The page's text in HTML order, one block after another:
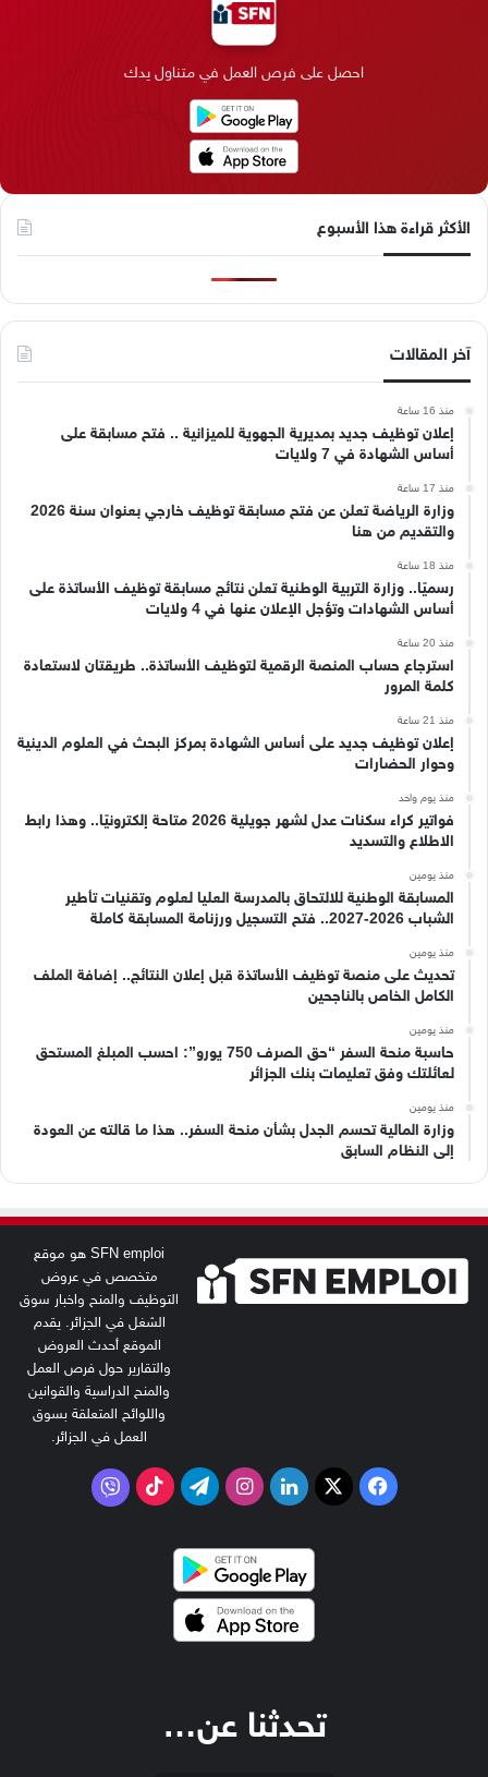
د
ن
ق
ر
ا
م
احصل على فرص العمل في متناول يدك
الأكثر قراءة هذا الأسبوع
آخر المقالات
منذ 16 ساعة
إعلان توظيف جديد بمديرية الجهوية للميزانية .. فتح مسابقة على
أساس الشهادة في 7 ولايات
منذ 17 ساعة
وزارة الرياضة تعلن عن فتح مسابقة توظيف خارجي بعنوان سنة 2026
والتقديم من هنا
منذ 18 ساعة
رسميًا.. وزارة التربية الوطنية تعلن نتائج مسابقة توظيف الأساتذة على
أساس الشهادات وتؤجل الإعلان عنها في 4 ولايات
منذ 20 ساعة
استرجاع حساب المنصة الرقمية لتوظيف الأساتذة.. طريقتان لاستعادة
كلمة المرور
منذ 21 ساعة
إعلان توظيف جديد على أساس الشهادة بمركز البحث في العلوم الدينية
وحوار الحضارات
منذ يوم واحد
فواتير كراء سكنات عدل لشهر جويلية 2026 متاحة إلكترونيًا.. وهذا رابط
الاطلاع والتسديد
منذ يومين
المسابقة الوطنية للالتحاق بالمدرسة العليا لعلوم وتقنيات تأطير
الشباب 2026-2027.. فتح التسجيل ورزنامة المسابقة كاملة
منذ يومين
تحديث على منصة توظيف الأساتذة قبل إعلان النتائج.. إضافة الملف
الكامل الخاص بالناجحين
منذ يومين
حاسبة منحة السفر “حق الصرف 750 يورو”: احسب المبلغ المستحق
لعائلتك وفق تعليمات بنك الجزائر
منذ يومين
وزارة المالية تحسم الجدل بشأن منحة السفر.. هذا ما قالته عن العودة
إلى النظام السابق
SFN emploi هو موقع
متخصص في عروض
التوظيف والمنح واخبار سوق
الشغل في الجزائر. يقدم
الموقع أحدث العروض
والتقارير حول فرص العمل
والمنح الدراسية والقوانين
واللوائح المتعلقة بسوق
العمل في الجزائر.
فيسبوك
‫X لينكدإنانستقرامتيلقرام‫TikTokفايبر
تحدثنا عن…